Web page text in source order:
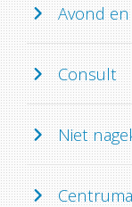
Avond
Consult
Niet